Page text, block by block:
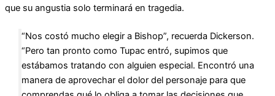
que su angustia solo terminará en tragedia.
“Nos costó mucho elegir a Bishop”, recuerda Dickerson.
“Pero tan pronto como Tupac entró, supimos que
estábamos tratando con alguien especial. Encontró una
manera de aprovechar el dolor del personaje para que